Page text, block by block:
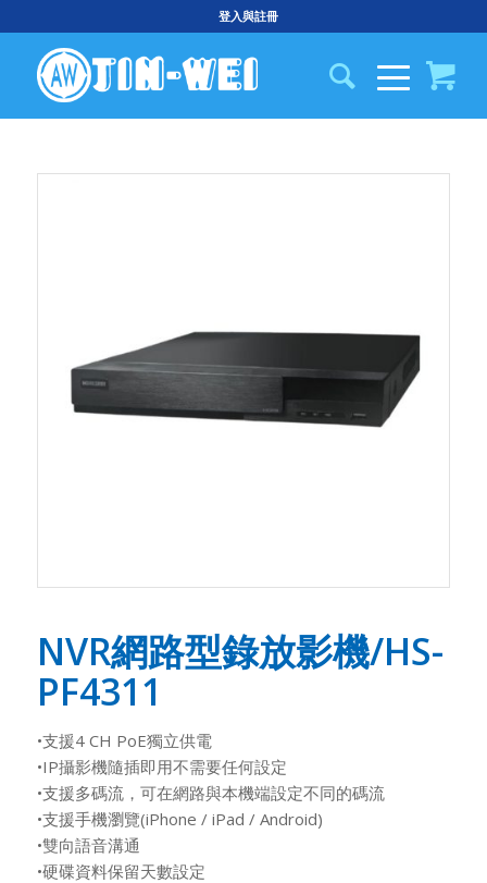
登入與註冊
NVR網路型錄放影機/HS-
PF4311
•支援4 CH PoE獨立供電
•IP攝影機隨插即用不需要任何設定
•支援多碼流，可在網路與本機端設定不同的碼流
•支援手機瀏覽(iPhone / iPad / Android)
•雙向語音溝通
•硬碟資料保留天數設定